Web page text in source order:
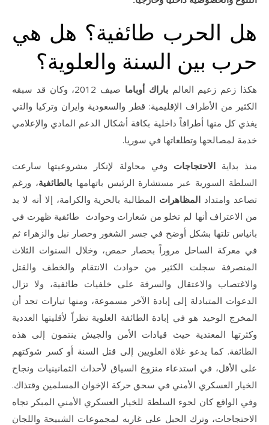
هل الحرب طائفية؟ هل هي
حرب بين السنة والعلوية؟
هكذا زعم زعيم العالمباراك أوباما
صيف 2012، وكان قد سبقه
الكثير من الأطراف الإقليمية: قطر والسعودية وايران وتركيا والتي
يغذي كل منها أطرافاً داخلية بكافة أشكال الدعم المادي والإعلامي
خدمة لمصالحها وتطلعاتها في سوريا.
منذ بداية الاحتجاجات وفي محاولة لإنكار مشروعيتها سارعت
السلطة السورية عبر مستشارة الرئيس باتهامهابالطائفية، ورغم
تصاعد وامتداد المظاهرات المطالبة بالحرية والكرامة، إلا أنه لا بد
من الاعتراف أنها لم تخلو من شعارات وحوادث طائفية ظهرت في
بانياس تلتها بشكل أوضح في جسر الشغور وحصار نبل والزهراء ثم
في معركة الساحل مروراً بحصار حمص، وخلال السنوات الثلاث
المنصرفة سجلت الكثير من حوادث الانتقام والخطف والقتل
والاغتصاب والاعتقال والسرقة على خلفيات طائفية، ولا تزال
الدعوات المتبادلة إلى إبادة الآخر مسموعة، ومنها تيارات تجد أن
المخرج الوحيد هو في إبادة الطائفة العلوية نظراً لأقليتها العددية
وكثرتها المعتدية حيث قيادات الأمن والجيش ينتمون إلى هذه
الطائفة. كما يدعو غلاة العلويين إلى قتل السنة أو كسر شوكتهم
على الأقل، في استدعاء منزوع السياق لأحداث الثمانينيات ونجاح
الخيار العسكري الأمني في سحق حركة الإخوان المسلمين وقتذاك.
وفي الواقع كان لجوء السلطة للخيار العسكري الأمني المبكر تجاه
الاحتجاجات، وترك الحبل على غاربه لمجموعات الشبيحة واللجان